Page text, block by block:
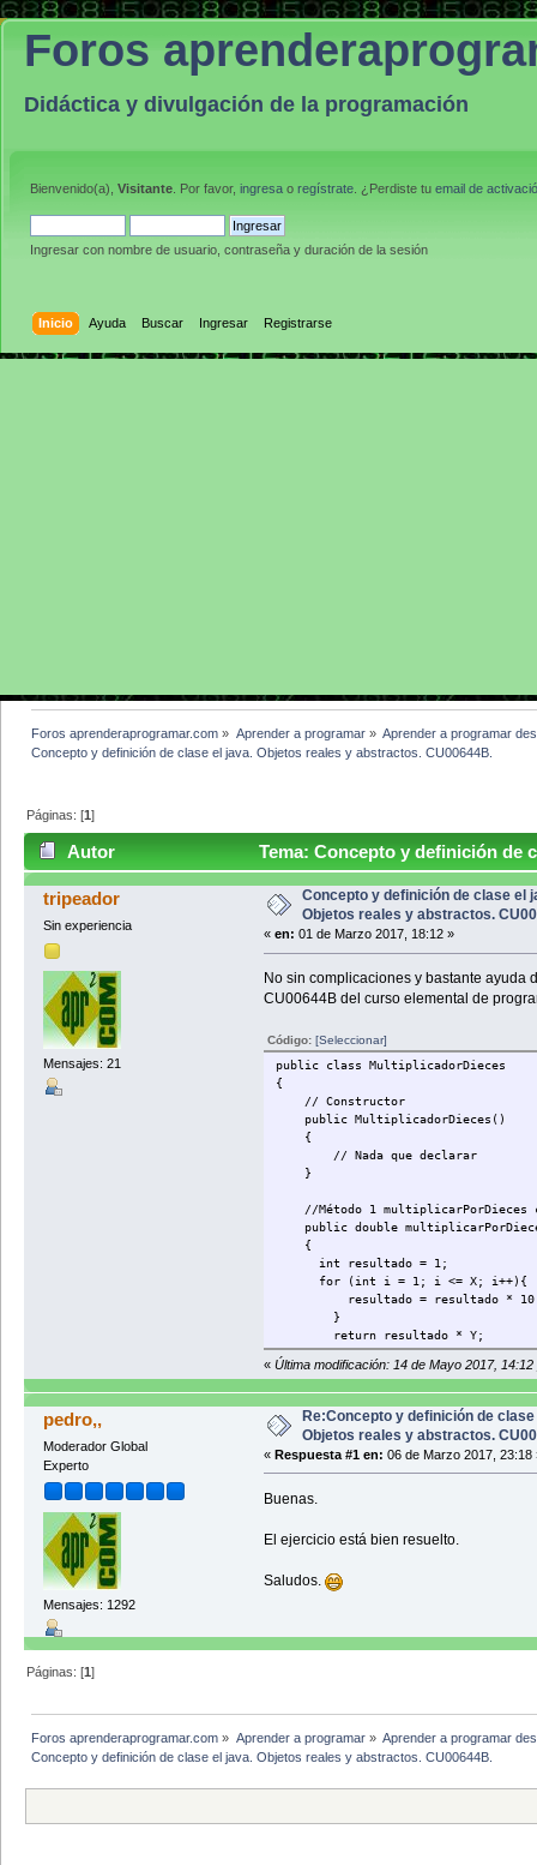
Foros
Didáctica y divulgación de la programación
Bienvenido(a), Visitante . Por favor, ingresa o regístrate . ¿Perdiste tu email de
Ingresar con nombre de usuario, contraseña y duración de la sesión
Inicio Ayuda Buscar Ingresar Registrarse
Foros aprenderaprogramar.com » Aprender a programar» Aprender a programar
Concepto y definición de clase el java. Objetos reales y abstractos. CU00644B.
Páginas: [1]
Autor
Tema: Concepto y definición de
CU00644B. (Leído 3506 veces)
tripeador
Sin experiencia
Mensajes: 21
Concepto y definición de clase el
Objetos reales y abstractos.
« en: 01 de Marzo 2017, 18:12 »
No sin complicaciones y bastante ayuda
CU00644B del curso elemental de
Código: [Seleccionar]
public class MultiplicadorDieces
{
// Constructor
public MultiplicadorDieces()
{
// Nada que declarar
}
//Método 1 multiplicarPorDieces
public double
{
int resultado = 1;
for (int i = 1; i <= X; i++){
resultado = resultado *
}
return resultado * Y;
}//Cierre del método
//Método 2
public double
if (X == 0){return 1 * Y;
}else {return 10 *
}//Cierre del método
« Última modificación: 14 de Mayo 2017,
pedro,,
Moderador Global
Experto
Mensajes: 1292
Re:Concepto y definición de clase
Objetos reales y abstractos.
« Respuesta #1 en: 06 de Marzo 2017, 23:18
Buenas.
El ejercicio está bien resuelto.
Saludos.
Páginas: [1]
Foros aprenderaprogramar.com » Aprender a programar» Aprender a programar
Concepto y definición de clase el java. Objetos reales y abstractos. CU00644B.